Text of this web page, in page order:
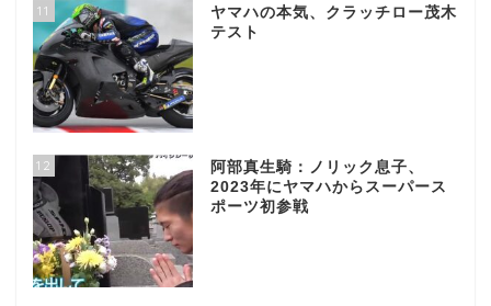
11
ヤマハの本気、クラッチロー茂木
テスト
12
阿部真生騎：ノリック息子、
2023年にヤマハからスーパース
ポーツ初参戦